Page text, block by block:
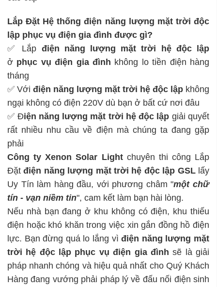
Lắp Đặt Hệ thống điện năng lượng mặt trời độc
lập phục vụ điện gia đình được gì?
✅ Lắp điện năng lượng mặt trời hệ độc lập
ở phục vụ điện gia đình không lo tiền điện hàng
tháng
✅ Với điện năng lượng mặt trời hệ độc lập không
ngại không có điện 220V dù bạn ở bất cứ nơi đâu
✅ Điện năng lượng mặt trời hệ độc lập giải quyết
rất nhiều nhu cầu về điện mà chúng ta đang gặp
phải
Công ty Xenon Solar Lightchuyên thi công Lắp
Đặtđiện năng lượng mặt trời hệ độc lập GSLlấy
Uy Tín làm hàng đầu, với phương châm "một chữ
tín - vạn niềm tin", cam kết làm bạn hài lòng.
Nếu nhà bạn đang ở khu không có điện, khu thiếu
điện hoặc khó khăn trong việc xin gắn đồng hồ điện
lực. Bạn đừng quá lo lắng vìđiện năng lượng mặt
trời hệ độc lập phục vụ điện gia đình sẽ là giải
pháp nhanh chóng và hiệu quả nhất cho Quý Khách
Hàng đang vướng phải pháp lý về đấu nối điện sinh